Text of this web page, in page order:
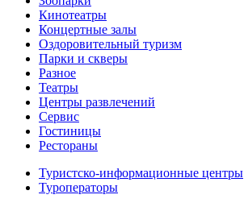
Кинотеатры
Концертные залы
Оздоровительный туризм
Парки и скверы
Разное
Театры
Центры развлечений
Сервис
Гостиницы
Рестораны
Туристско-информационные центры
Туроператоры